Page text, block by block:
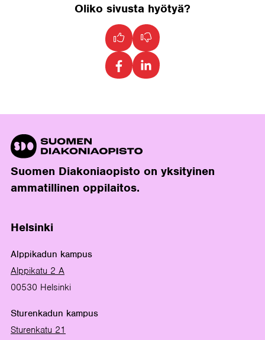
Oliko sivusta hyötyä?
Suomen Diakoniaopisto on yksityinen
ammatillinen oppilaitos.
Helsinki
Alppikadun kampus
Alppikatu 2 A
00530 Helsinki
Sturenkadun kampus
Sturenkatu 21